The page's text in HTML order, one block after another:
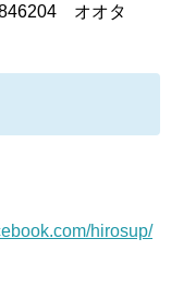
オオタ
hirosup/